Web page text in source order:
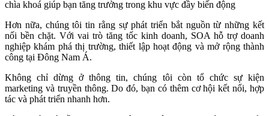
chìa khoá giúp bạn tăng trưởng trong khu vực đầy biến động
Hơn nữa, chúng tôi tin rằng sự phát triển bắt nguồn từ những kết
nối bền chặt. Với vai trò tăng tốc kinh doanh, SOA hỗ trợ doanh
nghiệp khám phá thị trường, thiết lập hoạt động và mở rộng thành
công tại Đông Nam Á.
Không chỉ dừng ở thông tin, chúng tôi còn tổ chức sự kiện
marketing và truyền thông. Do đó, bạn có thêm cơ hội kết nối, hợp
tác và phát triển nhanh hơn.